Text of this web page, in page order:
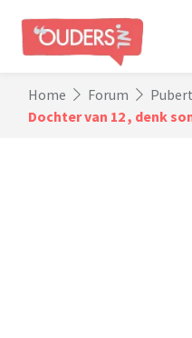
Home Forum
Dochter van 12 , denk